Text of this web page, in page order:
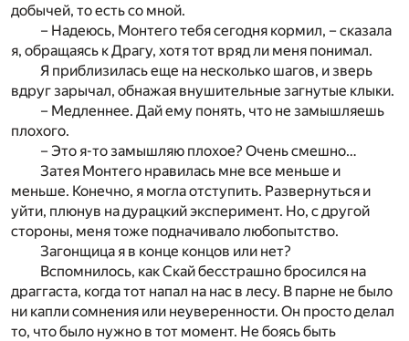
добычей, то есть со мной.
– Надеюсь, Монтего тебя сегодня кормил, – сказала
я, обращаясь к Драгу, хотя тот вряд ли меня понимал.
Я приблизилась еще на несколько шагов, и зверь
вдруг зарычал, обнажая внушительные загнутые клыки.
– Медленнее. Дай ему понять, что не замышляешь
плохого.
– Это я-то замышляю плохое? Очень смешно…
Затея Монтего нравилась мне все меньше и
меньше. Конечно, я могла отступить. Развернуться и
уйти, плюнув на дурацкий эксперимент. Но, с другой
стороны, меня тоже подначивало любопытство.
Загонщица я в конце концов или нет?
Вспомнилось, как Скай бесстрашно бросился на
драггаста, когда тот напал на нас в лесу. В парне не было
ни капли сомнения или неуверенности. Он просто делал
то, что было нужно в тот момент. Не боясь быть